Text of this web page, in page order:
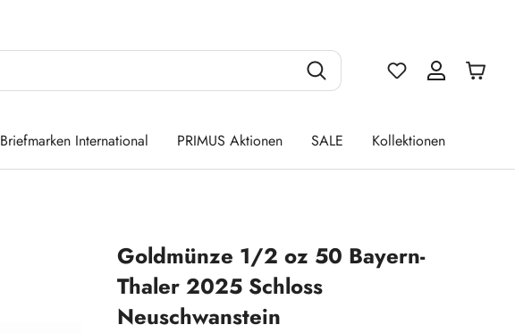
Du hast 0
Briefmarken International PRIMUS Aktionen SALE Kollektionen
Goldmünze 1/2 oz 50 Bayern-
Thaler 2025 Schloss
Neuschwanstein